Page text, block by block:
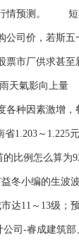
行情预测。
司价，若斯
市厂供求甚
大雨天氣影
种因素激增
1.203～1.225
比例怎么算为
冬小编的生波
达11～13级；
司-睿成建筑部